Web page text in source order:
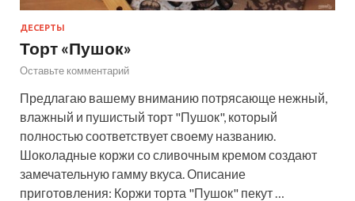
ДЕСЕРТЫ
Торт «Пушок»
Оставьте комментарий
Предлагаю вашему вниманию потрясающе нежный,
влажный и пушистый торт "Пушок", который
полностью соответствует своему названию.
Шоколадные коржи со сливочным кремом создают
замечательную гамму вкуса. Описание
приготовления: Коржи торта "Пушок" пекут …